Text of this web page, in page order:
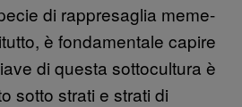
di rappresaglia meme-
è fondamentale capire
di questa sottocultura è
sotto strati e strati di